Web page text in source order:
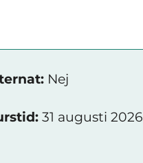
Nej
31 augusti 2026